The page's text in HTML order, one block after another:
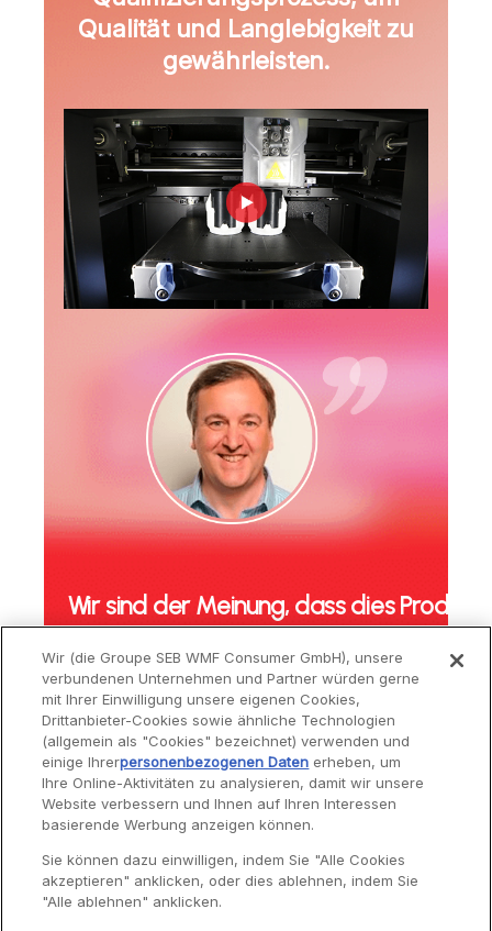
Qualität und Langlebigkeit zu
gewährleisten.
Wir sind der Meinung, dass dies
Alain Pautrot - VP Consumer Satisfaction
INTERVIEW ANSEHEN
Service
Wir (die Groupe SEB WMF Consumer GmbH), unsere
verbundenen Unternehmen und Partner würden gerne
mit Ihrer Einwilligung unsere eigenen Cookies,
Drittanbieter-Cookies sowie ähnliche Technologien
(allgemein als "Cookies" bezeichnet) verwenden und
einige Ihrerpersonenbezogenen Daten erheben, um
Ihre Online-Aktivitäten zu analysieren, damit wir unsere
Website verbessern und Ihnen auf Ihren Interessen
basierende Werbung anzeigen können.
Sie können dazu einwilligen, indem Sie "Alle Cookies
akzeptieren" anklicken, oder dies ablehnen, indem Sie
"Alle ablehnen" anklicken.